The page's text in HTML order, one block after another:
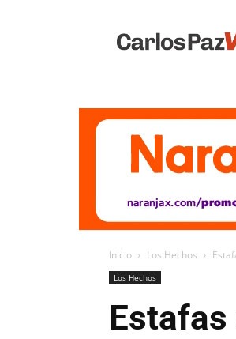
Vivo
Inicio Los Hechos
Los Hechos